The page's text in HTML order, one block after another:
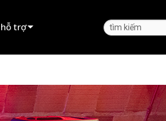
hỗ trợ
Trung tâm trợ giúp 24/7
Cổng Thông Tin Tư Vấn